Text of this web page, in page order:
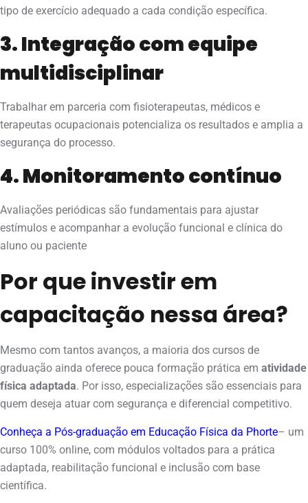
tipo de exercício adequado a cada condição específica.
3. Integração com equipe
multidisciplinar
Trabalhar em parceria com fisioterapeutas, médicos e
terapeutas ocupacionais potencializa os resultados e amplia a
segurança do processo.
4. Monitoramento contínuo
Avaliações periódicas são fundamentais para ajustar
estímulos e acompanhar a evolução funcional e clínica do
aluno ou paciente
Por que investir em
capacitação nessa área?
Mesmo com tantos avanços, a maioria dos cursos de
graduação ainda oferece pouca formação prática em atividade
física adaptada. Por isso, especializações são essenciais para
quem deseja atuar com segurança e diferencial competitivo.
Conheça a Pós-graduação em Educação Física da Phorte– um
curso 100% online, com módulos voltados para a prática
adaptada, reabilitação funcional e inclusão com base
científica.